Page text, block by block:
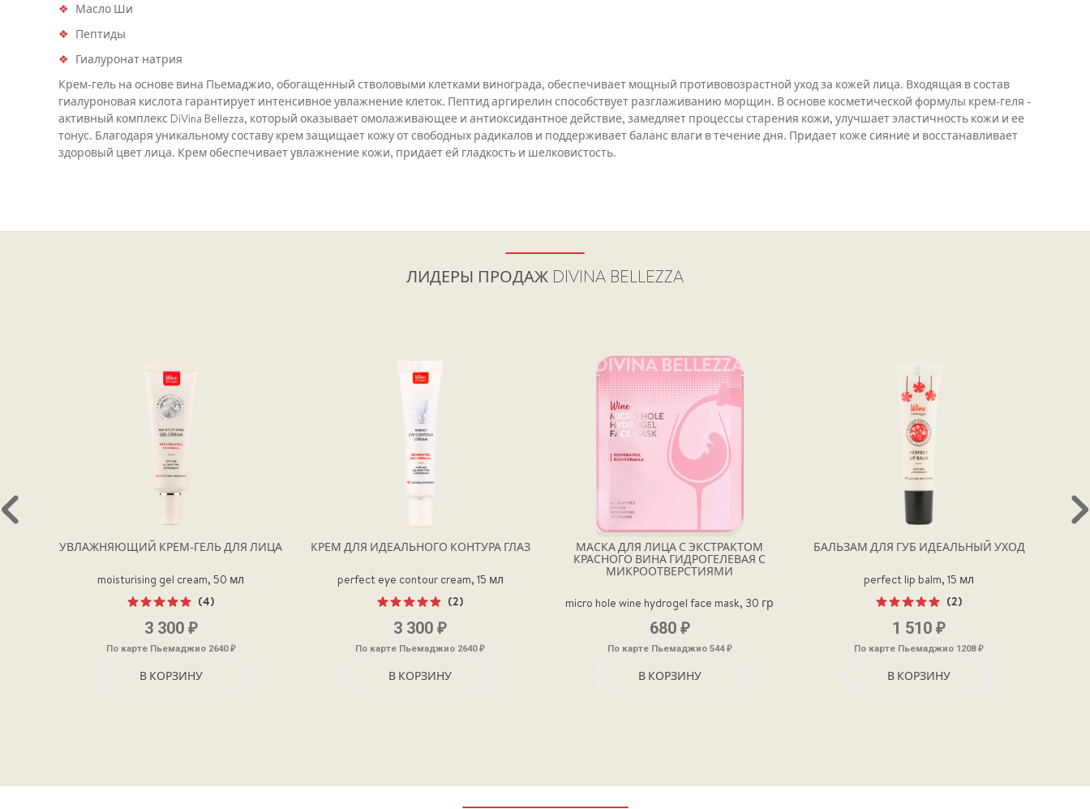
Масло Ши
Пептиды
Гиалуронат натрия
Крем-гель на основе вина Пьемаджио, обогащенный стволовыми клетками винограда, обеспечивает мощный противовозрастной уход за кожей лица. Входящая в состав
гиалуроновая кислота гарантирует интенсивное увлажнение клеток. Пептид аргирелин способствует разглаживанию морщин. В основе косметической формулы крем-геля -
активный комплекс DiVina Bellezza, который оказывает омолаживающее и антиоксидантное действие, замедляет процессы старения кожи, улучшает эластичность кожи и ее
тонус. Благодаря уникальному составу крем защищает кожу от свободных радикалов и поддерживает баланс влаги в течение дня. Придает коже сияние и восстанавливает
здоровый цвет лица. Крем обеспечивает увлажнение кожи, придает ей гладкость и шелковистость.
ЛИДЕРЫ ПРОДАЖ DIVINA BELLEZZA
УВЛАЖНЯЮЩИЙ КРЕМ-ГЕЛЬ ДЛЯ ЛИЦА
moisturising gel cream, 50 мл
5.00из 5
(4)
3 300 ₽
По карте Пьемаджио 2640₽
В КОРЗИНУ
КРЕМ ДЛЯ ИДЕАЛЬНОГО КОНТУРА ГЛАЗ
perfect eye contour cream, 15 мл
5.00из 5
(2)
3 300 ₽
По карте Пьемаджио 2640₽
В КОРЗИНУ
МАСКА ДЛЯ ЛИЦА С ЭКСТРАКТОМ
КРАСНОГО ВИНА ГИДРОГЕЛЕВАЯ С
МИКРООТВЕРСТИЯМИ
micro hole wine hydrogel face mask, 30 гр
680 ₽
По карте Пьемаджио 544₽
В КОРЗИНУ
БАЛЬЗАМ ДЛЯ ГУБ ИДЕАЛЬНЫЙ УХОД
perfect lip balm, 15 мл
5.00из 5
(2)
1 510 ₽
По карте Пьемаджио 1208₽
В КОРЗИНУ